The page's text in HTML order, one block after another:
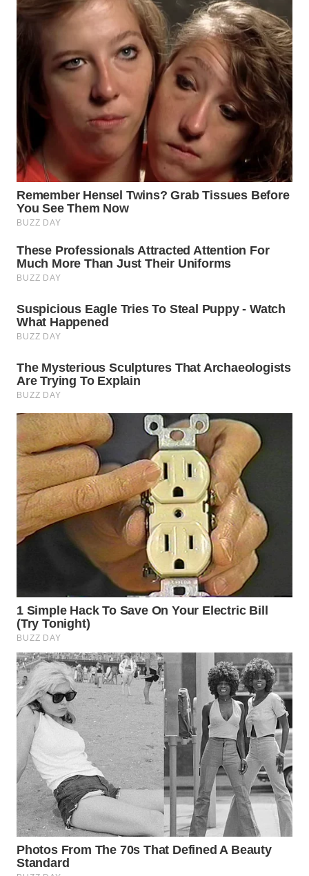
WN
NATUNA
BINTAN
MANDALIKA
WN
LIKUPANG
WN
LABUANBAJO
WN
BORNEO
Wahana
Media
Group
WAHANA
NEWS
WAHANA
TANI
WAHANA
ADVOKAT
WAHANA
INFRASTRUKTUR
WAHANA
LISTRIK
WAHANA
TRAVEL
WAHANA
WAHANANEWS
ID
WAHANANEWS